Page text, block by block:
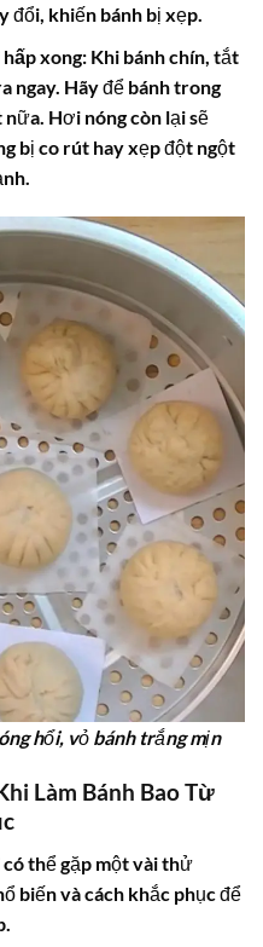
đổi, khiến bánh bị xẹp.
xong:Khi bánh chín, tắt
ngay. Hãy để bánh trong
Hơi nóng còn lại sẽ
bị co rút hay xẹp đột ngột
hổi, vỏ bánh trắng mịn
Làm Bánh Bao Từ
thể gặp một vài thử
biến và cách khắc phục để